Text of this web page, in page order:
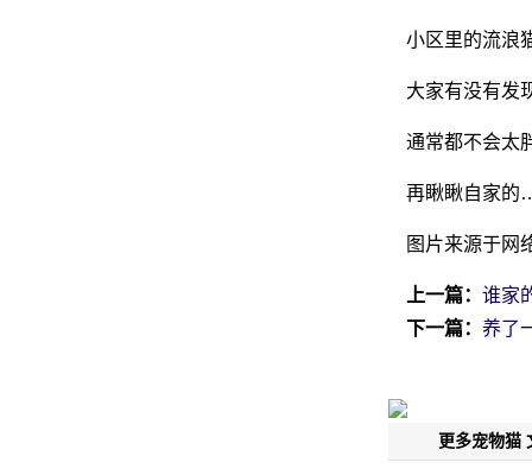
小区里的流浪
大家有没有
通常都不会太
再瞅瞅自家的
图片来源于网
上一篇： 谁家
下一篇： 养了
更多宠物猫